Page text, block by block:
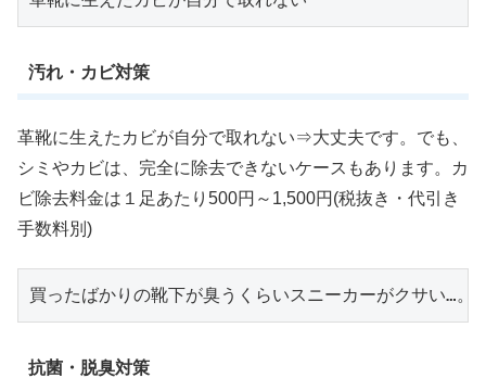
汚れ・カビ対策
革靴に生えたカビが自分で取れない⇒大丈夫です。でも、
シミやカビは、完全に除去できないケースもあります。カ
ビ除去料金は１足あたり500円～1,500円(税抜き・代引き
手数料別)
買ったばかりの靴下が臭うくらいスニーカーがクサい…。
抗菌・脱臭対策